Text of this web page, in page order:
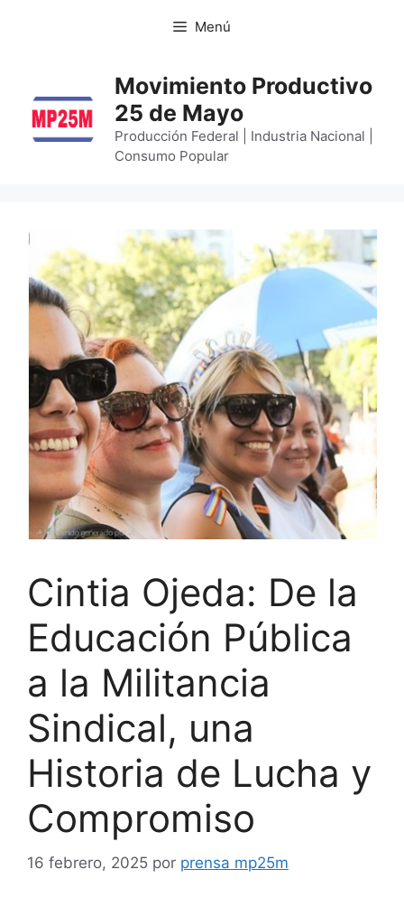
Menú
Movimiento Productivo
25 de Mayo
Producción Federal | Industria Nacional |
Consumo Popular
Cintia Ojeda: De la
Educación Pública
a la Militancia
Sindical, una
Historia de Lucha y
Compromiso
16 febrero, 2025 por prensa mp25m